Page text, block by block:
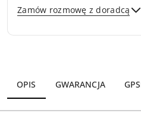
Zamów rozmowę z doradcą
OPIS GWARANCJA